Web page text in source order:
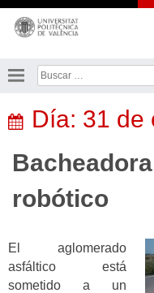
Saltar
contenido
Buscar:
Día: 31 de
robótico
El aglomerado
asfáltico está
sometido a un